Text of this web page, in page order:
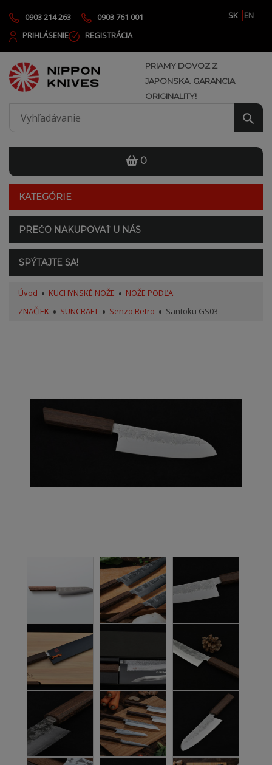
0903 214 263 0903 761 001 SK
EN
PRIHLÁSENIE
REGISTRÁCIA
PRIAMY DOVOZ Z
JAPONSKA. GARANCIA
ORIGINALITY!
0
KATEGÓRIE
PREČO NAKUPOVAŤ U NÁS
SPÝTAJTE SA!
Úvod KUCHYNSKÉ NOŽE
NOŽE PODĽA
ZNAČIEK
SUNCRAFT Senzo Retro Santoku GS03